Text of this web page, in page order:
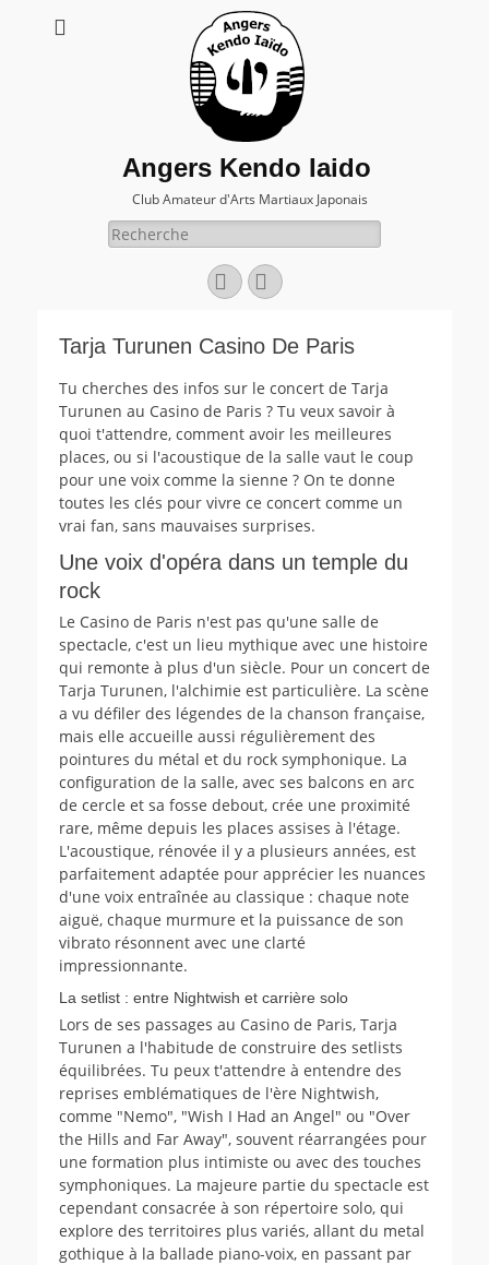
Angers Kendo Iaido
Club Amateur d'Arts Martiaux Japonais
Rechercher :
Facebook
E-
mail
Tarja Turunen Casino De Paris
Tu cherches des infos sur le concert de Tarja
Turunen au Casino de Paris ? Tu veux savoir à
quoi t'attendre, comment avoir les meilleures
places, ou si l'acoustique de la salle vaut le coup
pour une voix comme la sienne ? On te donne
toutes les clés pour vivre ce concert comme un
vrai fan, sans mauvaises surprises.
Une voix d'opéra dans un temple du
rock
Le Casino de Paris n'est pas qu'une salle de
spectacle, c'est un lieu mythique avec une histoire
qui remonte à plus d'un siècle. Pour un concert de
Tarja Turunen, l'alchimie est particulière. La scène
a vu défiler des légendes de la chanson française,
mais elle accueille aussi régulièrement des
pointures du métal et du rock symphonique. La
configuration de la salle, avec ses balcons en arc
de cercle et sa fosse debout, crée une proximité
rare, même depuis les places assises à l'étage.
L'acoustique, rénovée il y a plusieurs années, est
parfaitement adaptée pour apprécier les nuances
d'une voix entraînée au classique : chaque note
aiguë, chaque murmure et la puissance de son
vibrato résonnent avec une clarté
impressionnante.
La setlist : entre Nightwish et carrière solo
Lors de ses passages au Casino de Paris, Tarja
Turunen a l'habitude de construire des setlists
équilibrées. Tu peux t'attendre à entendre des
reprises emblématiques de l'ère Nightwish,
comme "Nemo", "Wish I Had an Angel" ou "Over
the Hills and Far Away", souvent réarrangées pour
une formation plus intimiste ou avec des touches
symphoniques. La majeure partie du spectacle est
cependant consacrée à son répertoire solo, qui
explore des territoires plus variés, allant du metal
gothique à la ballade piano-voix, en passant par